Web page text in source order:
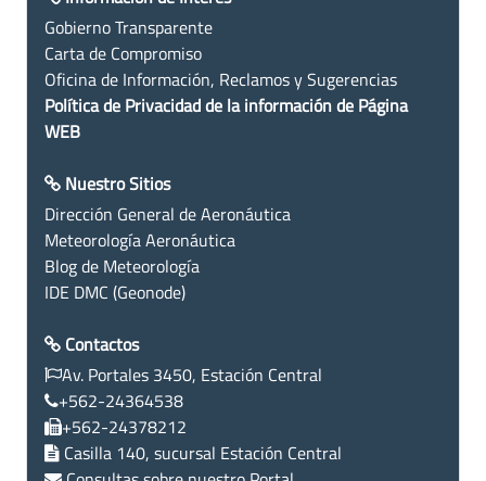
Gobierno Transparente
Carta de Compromiso
Oficina de Información, Reclamos y Sugerencias
Política de Privacidad de la información de Página
WEB
Nuestro Sitios
Dirección General de Aeronáutica
Meteorología Aeronáutica
Blog de Meteorología
IDE DMC (Geonode)
Contactos
Av. Portales 3450, Estación Central
+562-24364538
+562-24378212
Casilla 140, sucursal Estación Central